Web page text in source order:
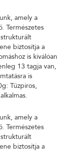
amely a
Természetes
biztosítja a
is kiválóan
13 tagja van,
is
Tűzpiros,
amely a
Természetes
biztosítja a